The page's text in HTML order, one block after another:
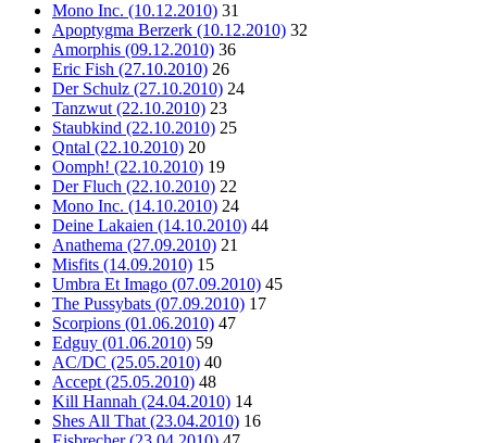
Mono Inc. (10.12.2010) 31
Apoptygma Berzerk (10.12.2010) 32
Amorphis (09.12.2010) 36
Eric Fish (27.10.2010) 26
Der Schulz (27.10.2010) 24
Tanzwut (22.10.2010) 23
Staubkind (22.10.2010) 25
Qntal (22.10.2010) 20
Oomph! (22.10.2010) 19
Der Fluch (22.10.2010) 22
Mono Inc. (14.10.2010) 24
Deine Lakaien (14.10.2010) 44
Anathema (27.09.2010) 21
Misfits (14.09.2010) 15
Umbra Et Imago (07.09.2010) 45
The Pussybats (07.09.2010) 17
Scorpions (01.06.2010) 47
Edguy (01.06.2010) 59
AC/DC (25.05.2010) 40
Accept (25.05.2010) 48
Kill Hannah (24.04.2010) 14
Shes All That (23.04.2010) 16